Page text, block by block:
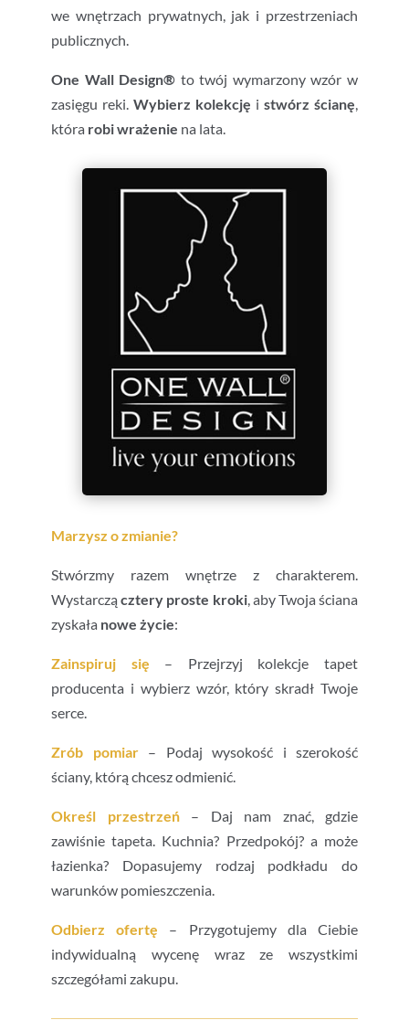
we wnętrzach prywatnych, jak i przestrzeniach
publicznych.
One Wall Design® to twój wymarzony wzór w
zasięgu reki. Wybierz kolekcję i stwórz ścianę,
która robi wrażenie na lata.
Marzysz o zmianie?
Stwórzmy razem wnętrze z charakterem.
Wystarczącztery proste kroki, aby Twoja ściana
zyskała nowe życie:
Zainspiruj się – Przejrzyj kolekcje tapet
producenta i wybierz wzór, który skradł Twoje
serce.
Zrób pomiar– Podaj wysokość i szerokość
ściany, którą chcesz odmienić.
Określ przestrzeń– Daj nam znać, gdzie
zawiśnie tapeta. Kuchnia? Przedpokój? a może
łazienka? Dopasujemy rodzaj podkładu do
warunków pomieszczenia.
Odbierz ofertę – Przygotujemy dla Ciebie
indywidualną wycenę wraz ze wszystkimi
szczegółami zakupu.